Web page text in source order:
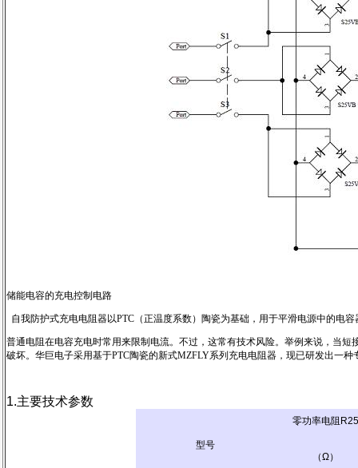
储能电容的充电控制电路
自我防护式充电电阻器以PTC（正温度系数）陶瓷为基础，用于平滑电源中的电
普通电阻在电容充电时常用来限制电流。不过，这常有技术风险。举例来说，当
破坏。华巨电子采用基于PTC陶瓷的新式MZFLY系列充电电阻器，现已研发出一
1.主要技术参数
型号
零功率电阻R25
（Ω）